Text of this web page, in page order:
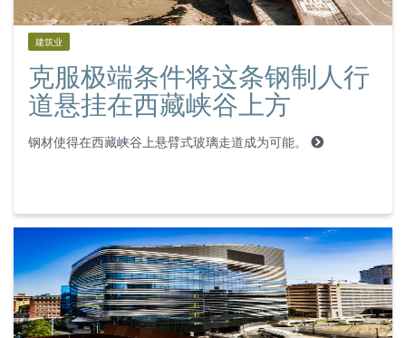
建筑业
克服极端条件将这条钢制人行
道悬挂在西藏峡谷上方
钢材使得在西藏峡谷上悬臂式玻璃走道成为可能。